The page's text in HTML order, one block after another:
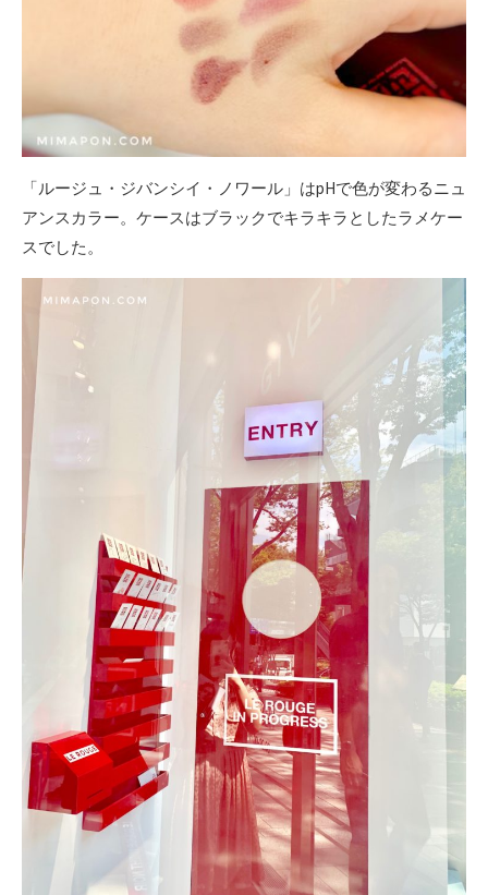
「ルージュ・ジバンシイ・ノワール」はpHで色が変わるニュ
アンスカラー。ケースはブラックでキラキラとしたラメケー
スでした。